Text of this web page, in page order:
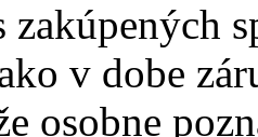
zakúpených
v dobe
osobne